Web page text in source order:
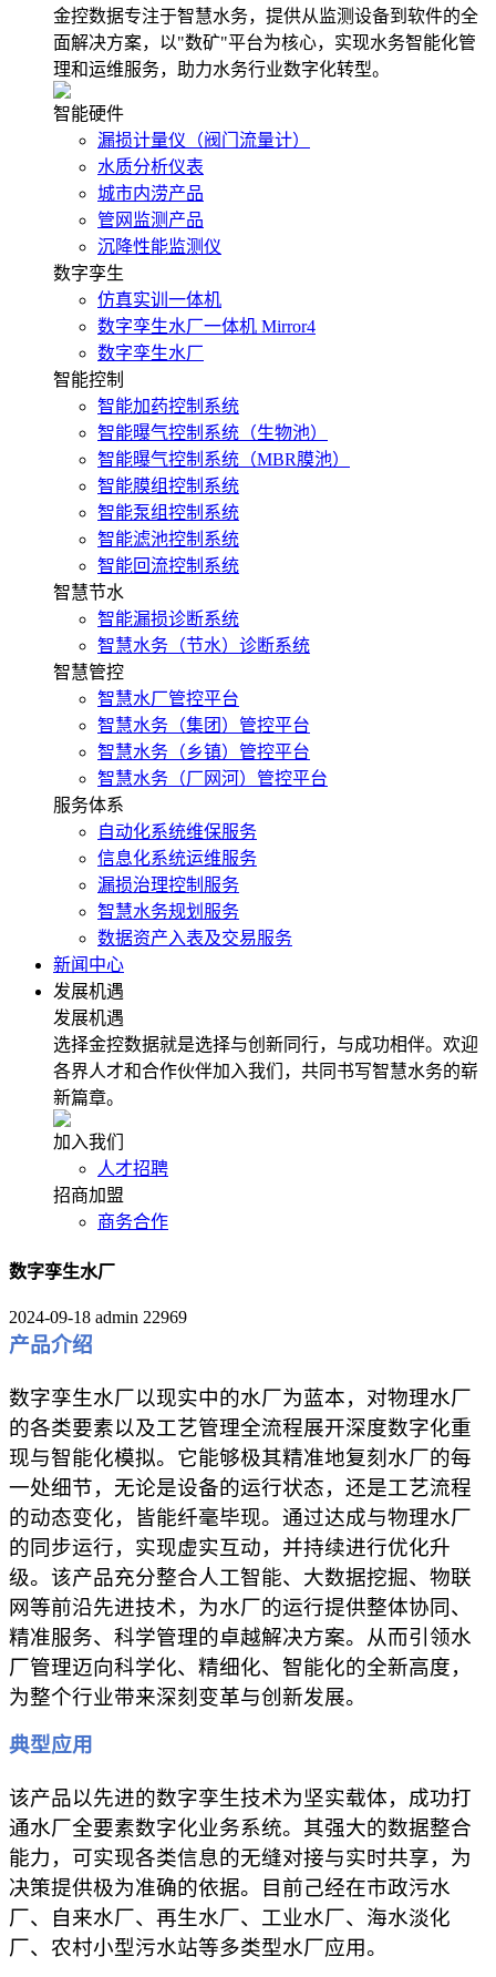
金控数据专注于智慧水务，提供从监测设备到软件的全
面解决方案，以"数矿"平台为核心，实现水务智能化管
理和运维服务，助力水务行业数字化转型。
智能硬件
漏损计量仪（阀门流量计）
水质分析仪表
城市内涝产品
管网监测产品
沉降性能监测仪
数字孪生
仿真实训一体机
数字孪生水厂一体机 Mirror4
数字孪生水厂
智能控制
智能加药控制系统
智能曝气控制系统（生物池）
智能曝气控制系统（MBR膜池）
智能膜组控制系统
智能泵组控制系统
智能滤池控制系统
智能回流控制系统
智慧节水
智能漏损诊断系统
智慧水务（节水）诊断系统
智慧管控
智慧水厂管控平台
智慧水务（集团）管控平台
智慧水务（乡镇）管控平台
智慧水务（厂网河）管控平台
服务体系
自动化系统维保服务
信息化系统运维服务
漏损治理控制服务
智慧水务规划服务
数据资产入表及交易服务
新闻中心
发展机遇
发展机遇
选择金控数据就是选择与创新同行，与成功相伴。欢迎
各界人才和合作伙伴加入我们，共同书写智慧水务的崭
新篇章。
加入我们
人才招聘
招商加盟
商务合作
数字孪生水厂
2024-09-18 admin 22969
产品介绍
数字孪生水厂以现实中的水厂为蓝本，对物理水厂
的各类要素以及工艺管理全流程展开深度数字化重
现与智能化模拟。它能够极其精准地复刻水厂的每
一处细节，无论是设备的运行状态，还是工艺流程
的动态变化，皆能纤毫毕现。通过达成与物理水厂
的同步运行，实现虚实互动，并持续进行优化升
级。该产品充分整合人工智能、大数据挖掘、物联
网等前沿先进技术，为水厂的运行提供整体协同、
精准服务、科学管理的卓越解决方案。从而引领水
厂管理迈向科学化、精细化、智能化的全新高度，
为整个行业带来深刻变革与创新发展。
典型应用
该产品以先进的数字孪生技术为坚实载体，成功打
通水厂全要素数字化业务系统。其强大的数据整合
能力，可实现各类信息的无缝对接与实时共享，为
决策提供极为准确的依据。目前己经在市政污水
厂、自来水厂、再生水厂、工业水厂、海水淡化
厂、农村小型污水站等多类型水厂应用。